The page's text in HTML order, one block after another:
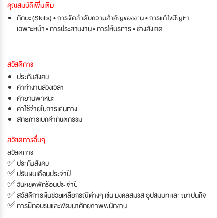
คุณสมบัติเพิ่มเติม
ทักษะ (Skills) • การจัดลำดับความสำคัญของงาน • การแก้ไขปัญหา
เฉพาะหน้า • การประสานงาน • การให้บริการ • ช่างสังเกต
สวัสดิการ
ประกันสังคม
ค่าทำงานล่วงเวลา
ค่ายานพาหนะ
ค่าใช้จ่ายในการเดินทาง
สิทธิการเบิกค่าทันตกรรม
สวัสดิการอื่นๆ
สวัสดิการ
✅ ประกันสังคม
✅ ปรับเงินเดือนประจำปี
✅ วันหยุดพักร้อนประจำปี
✅ สวัสดิการเงินช่วยเหลือกรณีต่างๆ เช่น มงคลสมรส อุปสมบท และ ฌาปนกิจ
✅ การฝึกอบรมและพัฒนาศักยภาพพนักงาน